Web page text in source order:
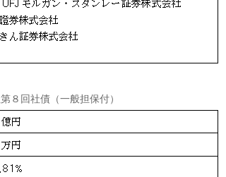
８回社債（一般担保付）